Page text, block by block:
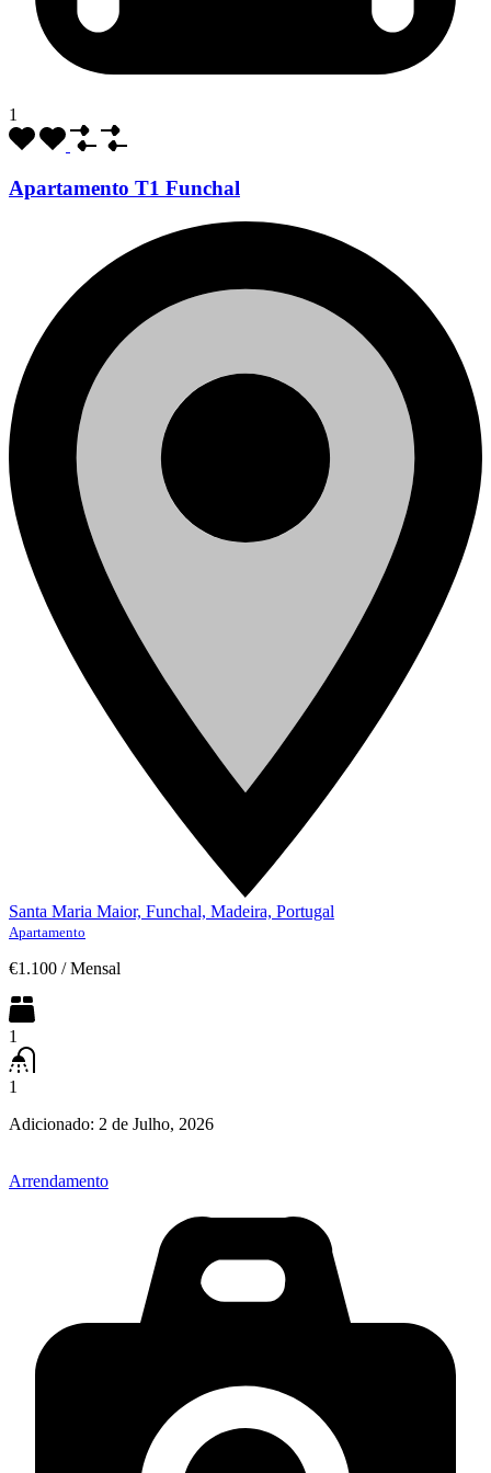
1
Apartamento T1 Funchal
Santa Maria Maior, Funchal, Madeira, Portugal
Apartamento
€1.100 / Mensal
1
1
Adicionado: 2 de Julho, 2026
Arrendamento